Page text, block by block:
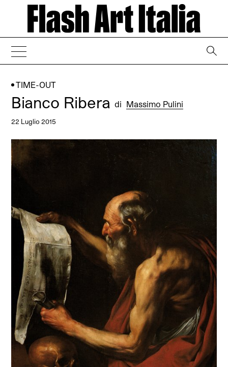
TIME-OUT
Bianco Riberadi Massimo Pulini
22 Luglio 2015